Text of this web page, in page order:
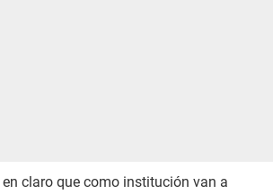
claro que como institución van a